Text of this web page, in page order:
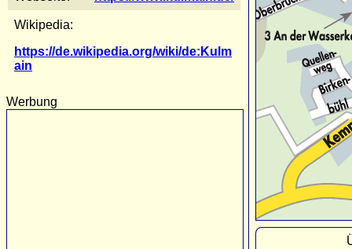
Wikipedia:
https://de.wikipedia.org/wiki/de:Kulm
ain
Werbung